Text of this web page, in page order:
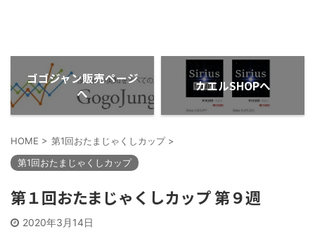
ゴゴジャン販売ページ
へ
カエルSHOPへ
HOME > 第1回おたまじゃくしカップ >
第1回おたまじゃくしカップ
第１回おたまじゃくしカップ 第９週
2020年3月14日